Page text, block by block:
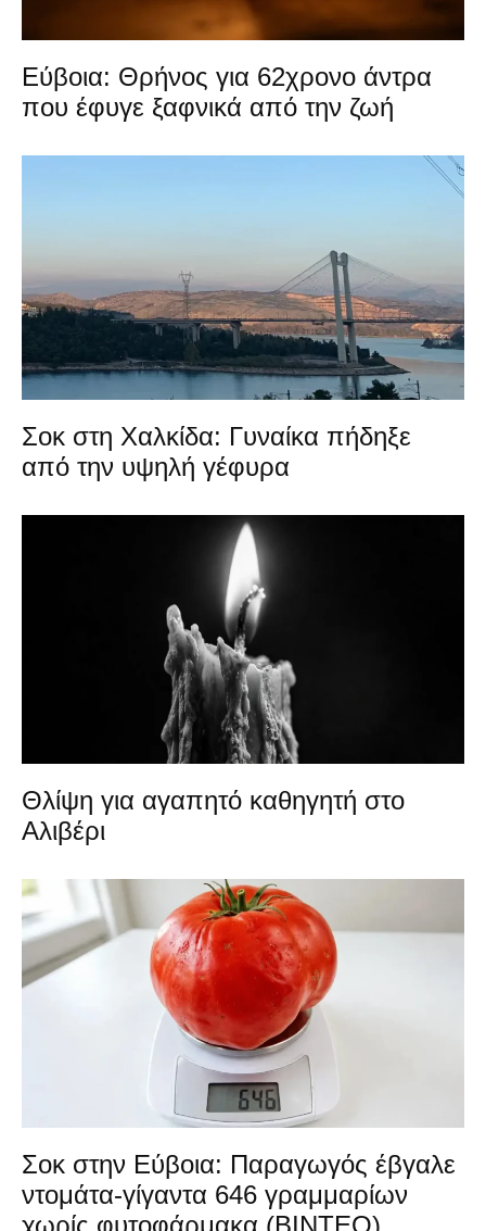
Εύβοια: Θρήνος για 62χρονο άντρα
που έφυγε ξαφνικά από την ζωή
Σοκ στη Χαλκίδα: Γυναίκα πήδηξε
από την υψηλή γέφυρα
Θλίψη για αγαπητό καθηγητή στο
Αλιβέρι
Σοκ στην Εύβοια: Παραγωγός έβγαλε
ντομάτα-γίγαντα 646 γραμμαρίων